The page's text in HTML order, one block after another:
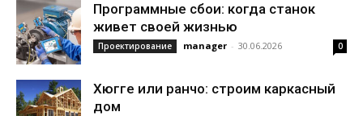
Программные сбои: когда станок
живет своей жизнью
Проектирование manager - 30.06.2026 0
Хюгге или ранчо: строим каркасный
дом